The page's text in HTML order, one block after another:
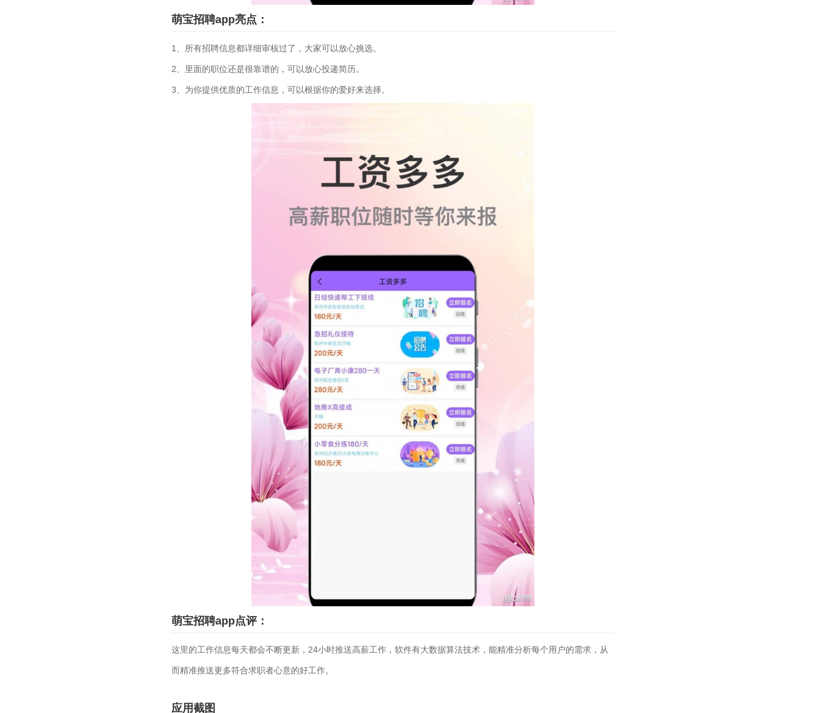
萌宝招聘app亮点：
1、所有招聘信息都详细审核过了，大家可以放心挑选。
2、里面的职位还是很靠谱的，可以放心投递简历。
3、为你提供优质的工作信息，可以根据你的爱好来选择。
萌宝招聘app点评：
这里的工作信息每天都会不断更新，24小时推送高薪工作，软件有大数据算法技术，能精准分析每个用户的需求，从
而精准推送更多符合求职者心意的好工作。
应用截图